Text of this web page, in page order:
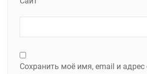
Сохранить моё имя, email и адрес